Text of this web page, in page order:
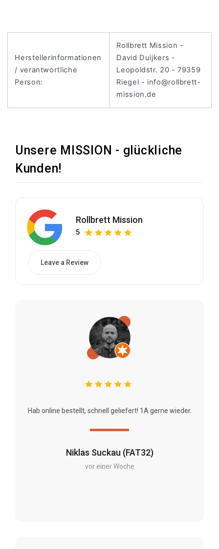
Herstellerinformationen
/ verantwortliche
Person:
Rollbrett Mission -
David Duijkers -
Leopoldstr. 20 - 79359
Riegel - info@rollbrett-
mission.de
Unsere MISSION - glückliche
Kunden!
Rollbrett Mission
5
Leave a Review
Niklas Suckau (FAT32)
vor einer Woche
Hab online bestellt, schnell geliefert! 1A gerne wieder.